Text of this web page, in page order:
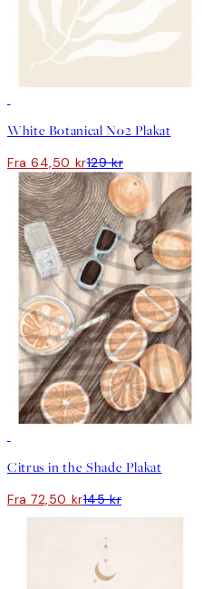
White Botanical No2 Plakat
Fra 64,50 kr129 kr
Citrus in the Shade Plakat
Fra 72,50 kr145 kr